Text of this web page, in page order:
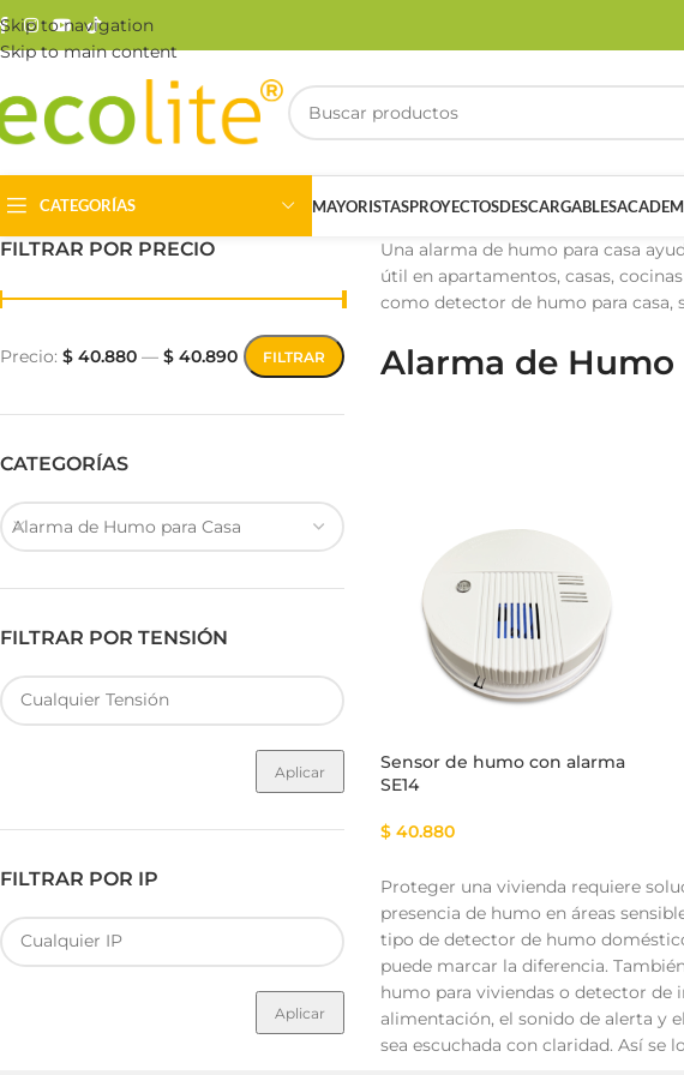
Skip to navigation
Skip to main content
CATEGORÍAS
Riel Magnético
Fuente de Poder SMART Luminarias Sistema Smart
MAYORISTASPROYECTOSDESCARGABLES
FILTRAR POR PRECIO
FILTRAR
Precio: $ 40.880 — $ 40.890
CATEGORÍAS
Alarma de Humo para Casa
FILTRAR POR TENSIÓN
Aplicar
FILTRAR POR IP
Aplicar
Una alarma de humo para casa
útil en apartamentos, casas,
como detector de humo para casa,
Alarma de Humo
Sensor de humo con alarma
SE14
$ 40.880
Proteger una vivienda requiere
presencia de humo en áreas
tipo de detector de humo
puede marcar la diferencia.
humo para viviendas o detector de
alimentación, el sonido de alerta y
sea escuchada con claridad. Así se